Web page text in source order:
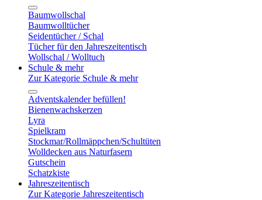
Baumwollschal
Baumwolltücher
Seidentücher / Schal
Tücher für den Jahreszeitentisch
Wollschal / Wolltuch
Schule & mehr
Zur Kategorie Schule & mehr
Adventskalender befüllen!
Bienenwachskerzen
Lyra
Spielkram
Stockmar/Rollmäppchen/Schultüten
Wolldecken aus Naturfasern
Gutschein
Schatzkiste
Jahreszeitentisch
Zur Kategorie Jahreszeitentisch